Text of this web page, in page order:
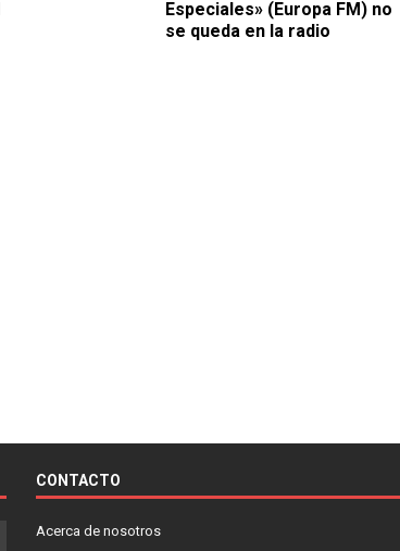
Especiales» (Europa FM) no
se queda en la radio
CONTACTO
Acerca de nosotros